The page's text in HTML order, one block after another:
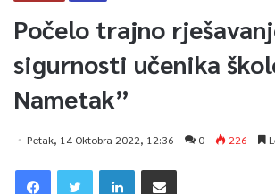
Počelo trajno
sigurnosti učenika
Nametak”
Petak, 14 Oktobra 2022, 12:36 0 226